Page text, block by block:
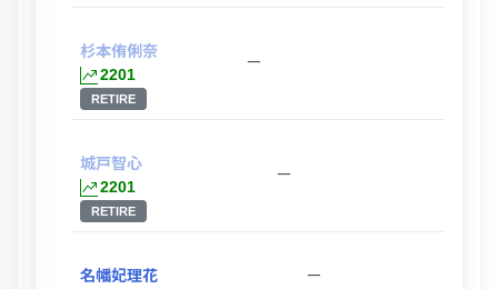
杉本侑俐奈
2201
RETIRE
ー
城戸智心
2201
RETIRE
ー
名幡妃理花
ー